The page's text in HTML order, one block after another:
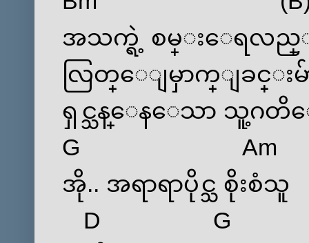
အသက္ရဲ့ စမ္း‌ေရလည္
လြတ္‌ေျမှာက္ျခင္း
ရှင္သန္‌ေန‌ေသာ သူ့ဂ
G
Am
အို.. အရာရာပိုင္သ စိုးစံသူ
D
G